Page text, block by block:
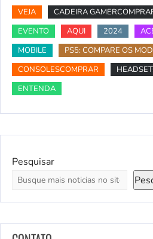
VEJA
CADEIRA
EVENTO
AQUI 2024
MOBILE
PS5: COMPARE OS
CONSOLESCOMPRAR
ENTENDA
Pesquisar